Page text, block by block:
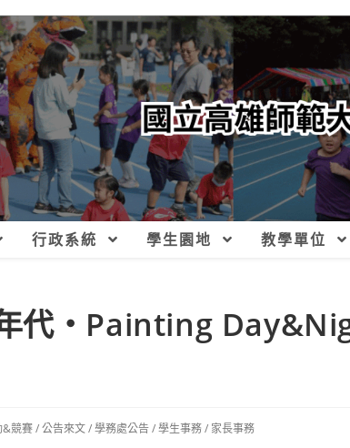
行政系統 學生園地 教學單位
年代‧Painting
&競賽/公告來文/學務處公告/學生事務/ 家長事務